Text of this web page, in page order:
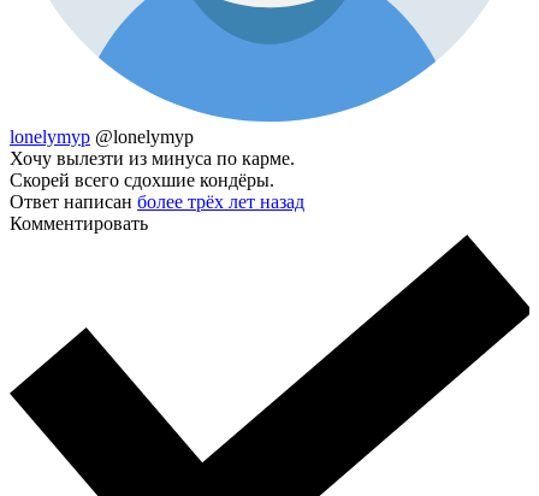
lonelymyp @lonelymyp
Хочу вылезти из минуса по карме.
Скорей всего сдохшие кондёры.
Ответ написан более трёх лет назад
Комментировать